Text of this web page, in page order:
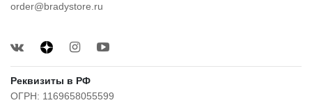
order@bradystore.ru
Реквизиты в РФ
ОГРН: 1169658055599